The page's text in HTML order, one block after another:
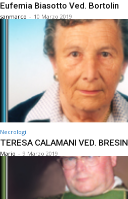
Eufemia Biasotto Ved. Bortolin
sanmarco - 10 Marzo 2019
Necrologi
TERESA CALAMANI VED. BRESIN
Mario - 9 Marzo 2019